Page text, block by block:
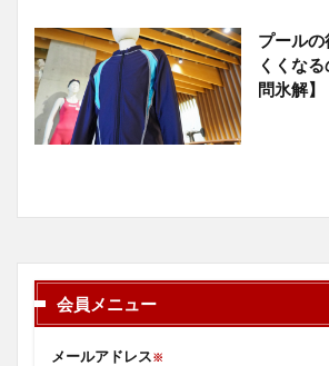
プール
くくな
問氷解】
会員メニュー
メールアドレス※